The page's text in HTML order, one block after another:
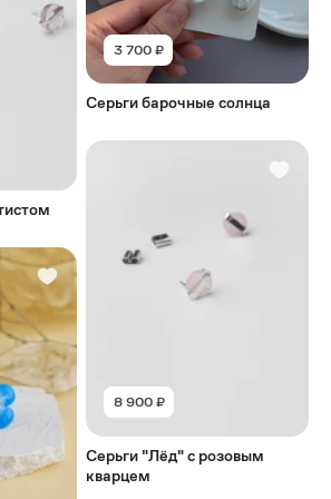
3 700 ₽
Серьги барочные солнца
8 900 ₽
Серьги "Лёд" с розовым
кварцем